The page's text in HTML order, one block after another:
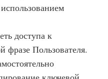
доступа к
фразе Пользователя.